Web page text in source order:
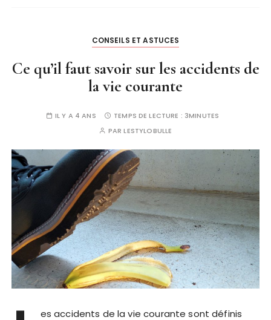
CONSEILS ET ASTUCES
Ce qu’il faut savoir sur les accidents de
la vie courante
IL Y A 4 ANS TEMPS DE LECTURE : 3MINUTES
PARLESTYLOBULLE
es accidents de la vie courante sont définis